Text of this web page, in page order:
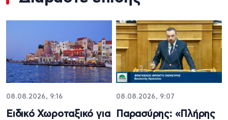
08.08.2026, 9:16
Ειδικό Χωροταξικό για
08.08.2026, 9:07
Παρασύρης: «Πλήρης